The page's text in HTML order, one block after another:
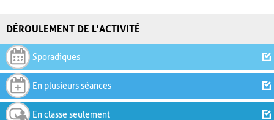
DÉROULEMENT DE L'ACTIVITÉ
Sporadiques
En plusieurs séances
En classe seulement